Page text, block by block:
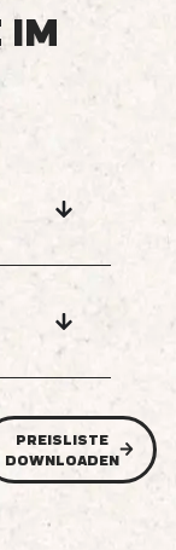
IM
PREISLISTE
DOWNLOADEN